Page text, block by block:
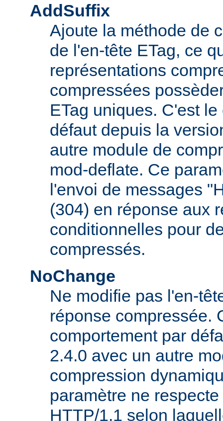
AddSuffix
Ajoute la méthode de
de l'en-tête ETag, ce
représentations
compressées
ETag uniques. C'est
défaut depuis la
autre module de
mod-deflate. Ce
l'envoi de messages
(304) en réponse aux
conditionnelles pour
compressés.
NoChange
Ne modifie pas l'en-
réponse compressée.
comportement par
2.4.0 avec un autre
compression
paramètre ne
HTTP/1.1 selon